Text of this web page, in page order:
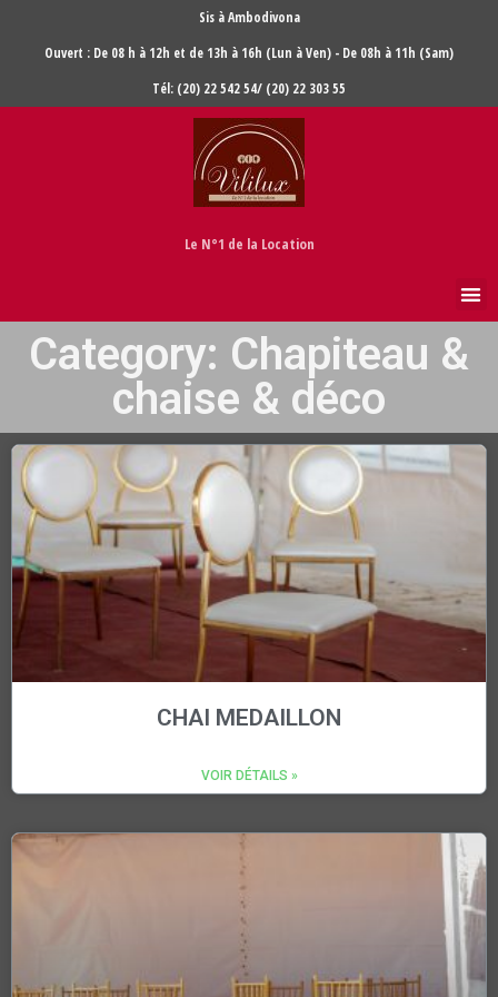
Sis à Ambodivona
Ouvert : De 08 h à 12h et de 13h à 16h (Lun à Ven) - De 08h à 11h (Sam)
Tél: (20) 22 542 54/ (20) 22 303 55
Le N°1 de la Location
Category: Chapiteau &
chaise & déco
CHAI MEDAILLON
VOIR DÉTAILS »